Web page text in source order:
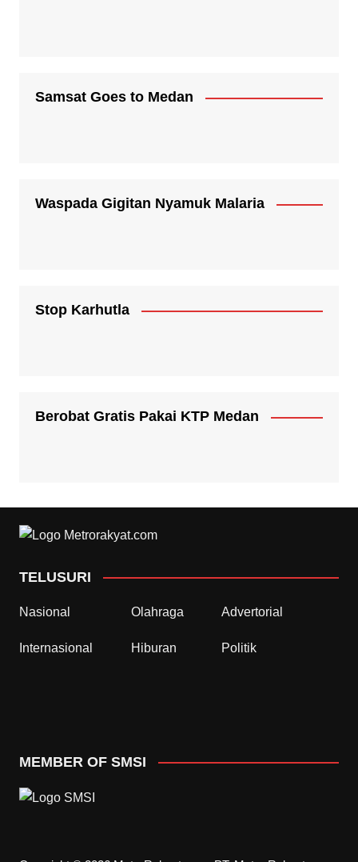
Samsat Goes to Medan
Waspada Gigitan Nyamuk Malaria
Stop Karhutla
Berobat Gratis Pakai KTP Medan
TELUSURI
Nasional Olahraga Advertorial
Internasional Hiburan Politik
MEMBER OF SMSI